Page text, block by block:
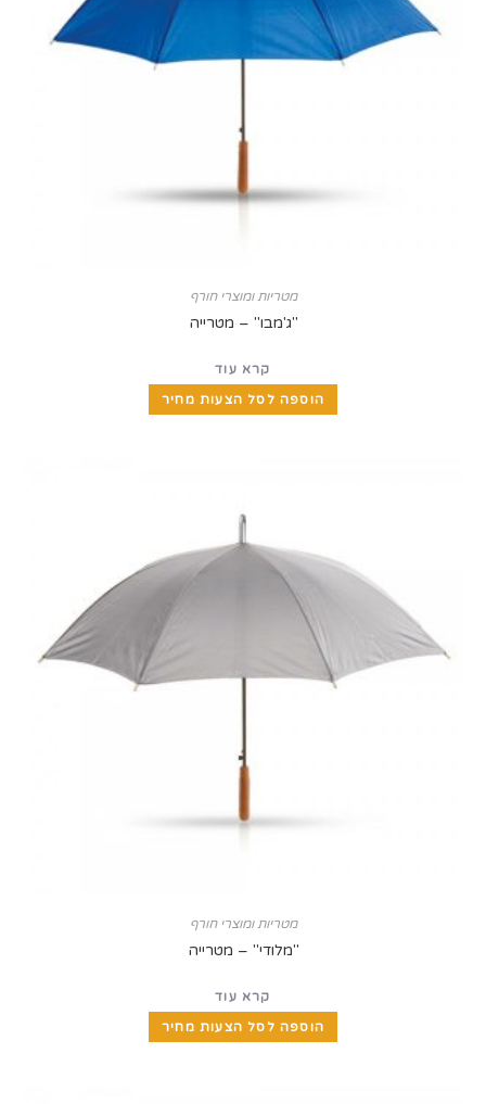
מטריות ומוצרי חורף
"ג'מבו" – מטרייה
הוספה לסל הצעות מחיר
מטריות ומוצרי חורף
"מלודי" – מטרייה
הוספה לסל הצעות מחיר